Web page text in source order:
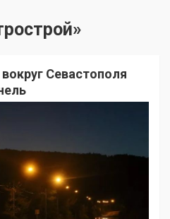
Севастополя